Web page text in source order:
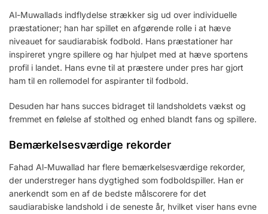
Al-Muwallads indflydelse strækker sig ud over individuelle
præstationer; han har spillet en afgørende rolle i at hæve
niveauet for saudiarabisk fodbold. Hans præstationer har
inspireret yngre spillere og har hjulpet med at hæve sportens
profil i landet. Hans evne til at præstere under pres har gjort
ham til en rollemodel for aspiranter til fodbold.
Desuden har hans succes bidraget til landsholdets vækst og
fremmet en følelse af stolthed og enhed blandt fans og spillere.
Bemærkelsesværdige rekorder
Fahad Al-Muwallad har flere bemærkelsesværdige rekorder,
der understreger hans dygtighed som fodboldspiller. Han er
anerkendt som en af de bedste målscorere for det
saudiarabiske landshold i de seneste år, hvilket viser hans evne